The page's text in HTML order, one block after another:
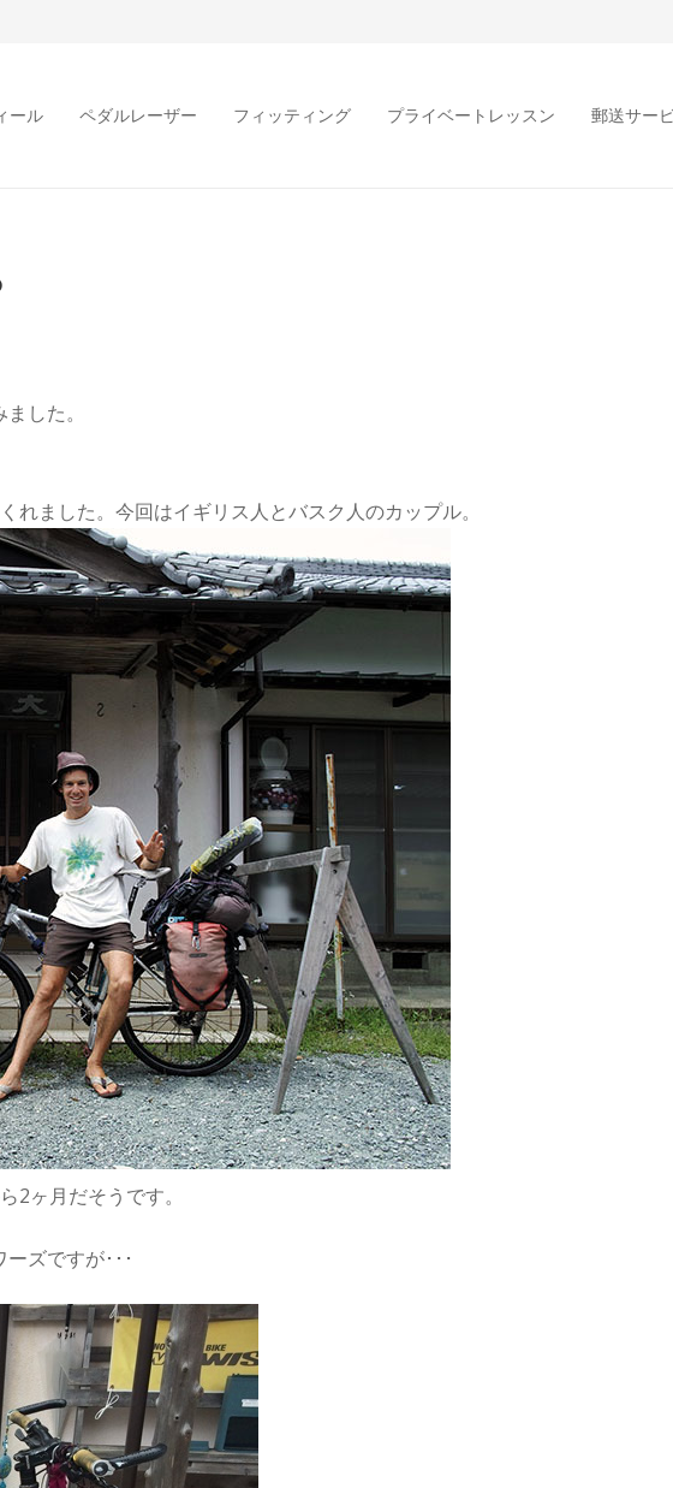
ール ペダルレーザー フィッティング プライベートレッスン 郵送サー
した。
ました。今回はイギリス人とバスク人のカップル。
2ヶ月だそうです。
ズですが･･･